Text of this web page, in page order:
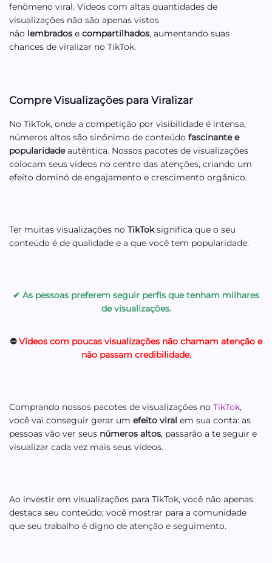
fenômeno viral. Vídeos com altas quantidades de
visualizações não são apenas vistos
não lembrados e compartilhados, aumentando suas
chances de viralizar no TikTok.
Compre Visualizações para Viralizar
No TikTok, onde a competição por visibilidade é intensa,
números altos são sinônimo de conteúdo fascinante e
popularidadeautêntica. Nossos pacotes de visualizações
colocam seus vídeos no centro das atenções, criando um
efeito dominó de engajamento e crescimento orgânico.
Ter muitas visualizações no TikToksignifica que o seu
conteúdo é de qualidade e a que você tem popularidade.
✔ As pessoas preferem seguir perfis que tenham milhares
de visualizações.
⛔Vídeos com poucas visualizações não chamam atenção e
não passam credibilidade.
Comprando nossos pacotes de visualizações no TikTok,
você vai conseguir gerar um efeito viral em sua conta: as
pessoas vão ver seus números altos, passarão a te seguir e
visualizar cada vez mais seus vídeos.
Ao investir em visualizações para TikTok, você não apenas
destaca seu conteúdo; você mostrar para a comunidade
que seu trabalho é digno de atenção e seguimento.